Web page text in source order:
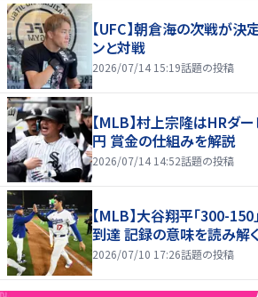
【UFC】朝倉海の次戦が
ンと対戦
2026/07/14 15:19話題の投稿
【MLB】村上宗隆はHRダ
円 賞金の仕組みを解説
2026/07/14 14:52話題の投稿
【MLB】大谷翔平「300-
到達 記録の意味を読み解く
2026/07/10 17:26話題の投稿